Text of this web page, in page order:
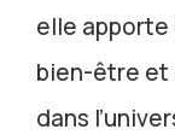
elle
bien-être et
dans